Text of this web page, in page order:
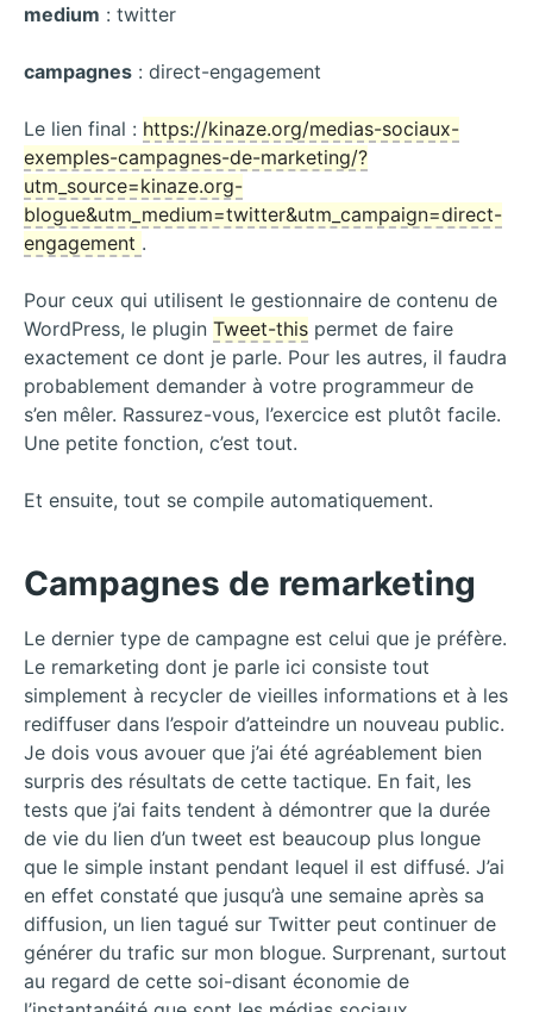
medium : twitter
campagnes : direct-engagement
Le lien final : https://kinaze.org/medias-sociaux-
exemples-campagnes-de-marketing/?
utm_source=kinaze.org-
blogue&utm_medium=twitter&utm_campaign=direct-
engagement .
Pour ceux qui utilisent le gestionnaire de contenu de
WordPress, le plugin Tweet-this permet de faire
exactement ce dont je parle. Pour les autres, il faudra
probablement demander à votre programmeur de
s’en mêler. Rassurez-vous, l’exercice est plutôt facile.
Une petite fonction, c’est tout.
Et ensuite, tout se compile automatiquement.
Campagnes de remarketing
Le dernier type de campagne est celui que je préfère.
Le remarketing dont je parle ici consiste tout
simplement à recycler de vieilles informations et à les
rediffuser dans l’espoir d’atteindre un nouveau public.
Je dois vous avouer que j’ai été agréablement bien
surpris des résultats de cette tactique. En fait, les
tests que j’ai faits tendent à démontrer que la durée
de vie du lien d’un tweet est beaucoup plus longue
que le simple instant pendant lequel il est diffusé. J’ai
en effet constaté que jusqu’à une semaine après sa
diffusion, un lien tagué sur Twitter peut continuer de
générer du trafic sur mon blogue. Surprenant, surtout
au regard de cette soi-disant économie de